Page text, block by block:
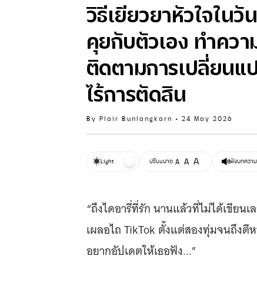
วิธีเยียวยาหัวใจในวั
คุยกับตัวเอง ทำควา
ติดตามการเปลี่ยนแ
ไร้การตัดสิน
By Plair Bunlangkarn • 24 May 2026
Light ปรับขนาด A A A ฟังบทความ
“ถึงไดอารี่ที่รัก นานแล้วที่ไม่ได้เขียน
เผลอไถ TikTok ตั้งแต่สองทุ่มจนถึง
อยากอัปเดตให้เธอฟัง...”